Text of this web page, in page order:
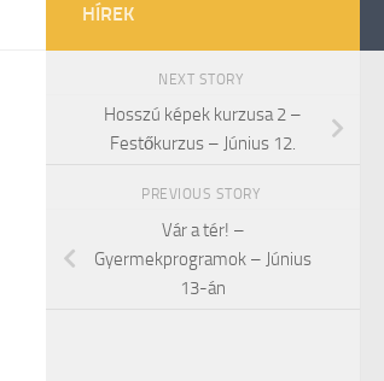
HÍREK
NEXT STORY
Hosszú képek kurzusa 2 –
Festőkurzus – Június 12.
PREVIOUS STORY
Vár a tér! –
Gyermekprogramok – Június
13-án